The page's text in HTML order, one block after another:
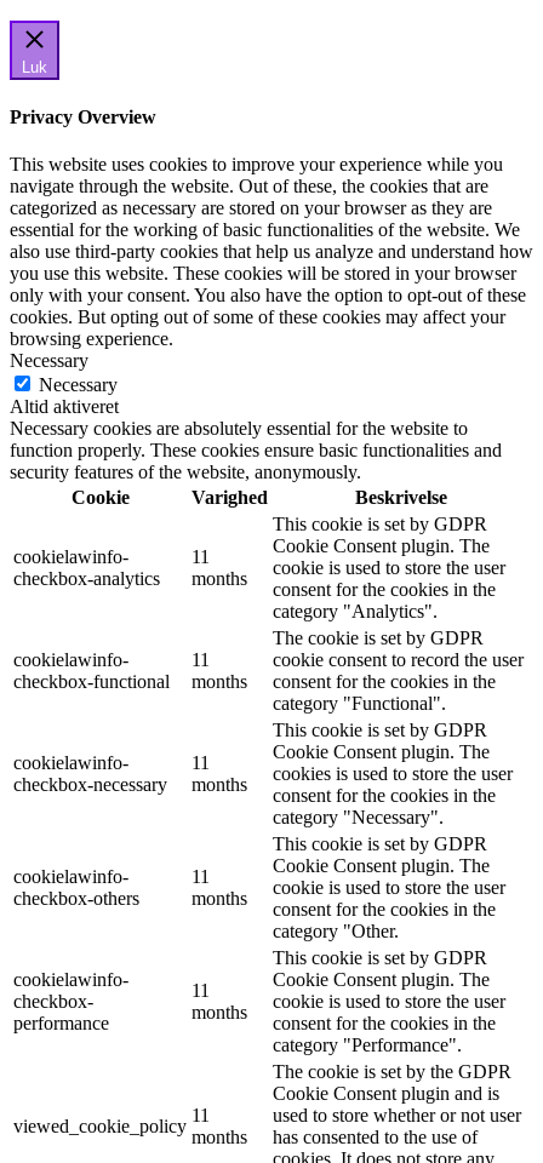
Luk
Privacy Overview
This website uses cookies to improve your experience while you
navigate through the website. Out of these, the cookies that are
categorized as necessary are stored on your browser as they are
essential for the working of basic functionalities of the website. We
also use third-party cookies that help us analyze and understand how
you use this website. These cookies will be stored in your browser
only with your consent. You also have the option to opt-out of these
cookies. But opting out of some of these cookies may affect your
browsing experience.
Necessary
Necessary
Altid aktiveret
Necessary cookies are absolutely essential for the website to
function properly. These cookies ensure basic functionalities and
security features of the website, anonymously.
Cookie
Varighed Beskrivelse
cookielawinfo-
checkbox-analytics
11
months
This cookie is set by GDPR
Cookie Consent plugin. The
cookie is used to store the user
consent for the cookies in the
category "Analytics".
cookielawinfo-
checkbox-functional
11
months
The cookie is set by GDPR
cookie consent to record the user
consent for the cookies in the
category "Functional".
cookielawinfo-
checkbox-necessary
11
months
This cookie is set by GDPR
Cookie Consent plugin. The
cookies is used to store the user
consent for the cookies in the
category "Necessary".
cookielawinfo-
checkbox-others
11
months
This cookie is set by GDPR
Cookie Consent plugin. The
cookie is used to store the user
consent for the cookies in the
category "Other.
cookielawinfo-
checkbox-
performance
11
months
This cookie is set by GDPR
Cookie Consent plugin. The
cookie is used to store the user
consent for the cookies in the
category "Performance".
viewed_cookie_policy
11
months
The cookie is set by the GDPR
Cookie Consent plugin and is
used to store whether or not user
has consented to the use of
cookies. It does not store any